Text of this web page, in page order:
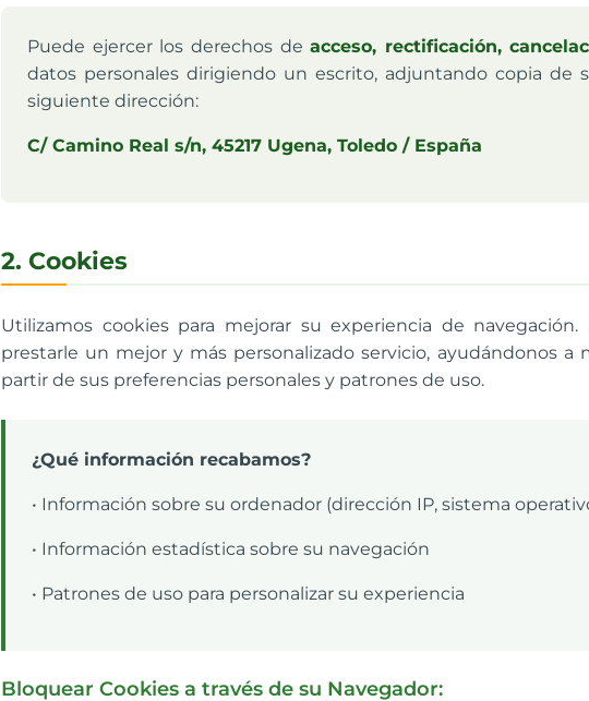
Puede ejercer los derechos deacceso, rectificación,
datos personales dirigiendo un escrito, adjuntando copia de
siguiente dirección:
C/ Camino Real s/n, 45217 Ugena, Toledo / España
2. Cookies
Utilizamos cookies para mejorar su experiencia de
prestarle un mejor y más personalizado servicio, ayudándonos a
partir de sus preferencias personales y patrones de uso.
¿Qué información recabamos?
• Información sobre su ordenador (dirección IP, sistema
• Información estadística sobre su navegación
• Patrones de uso para personalizar su experiencia
Bloquear Cookies a través de su Navegador: